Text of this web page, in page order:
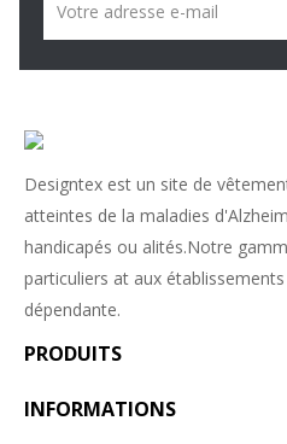
Designtex est un site de
atteintes de la maladies
handicapés ou alités.Notre
particuliers at aux
dépendante.
PRODUITS
INFORMATIONS